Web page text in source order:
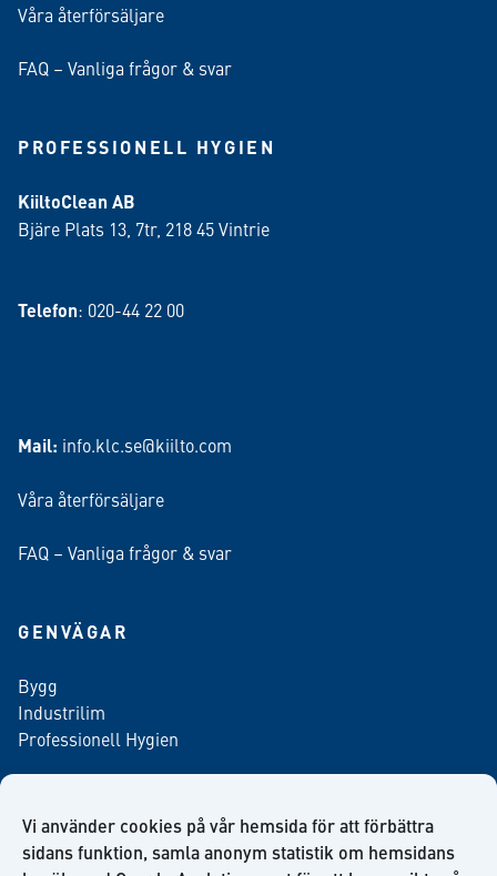
Vi använder cookies på vår hemsida för att förbättra
sidans funktion, samla anonym statistik om hemsidans
Våra återförsäljare
FAQ – Vanliga frågor & svar
PROFESSIONELL HYGIEN
KiiltoClean AB
Bjäre Plats 13, 7tr, 218 45 Vintrie
Telefon: 020-44 22 00
Mail: info.klc.se@kiilto.com
Våra återförsäljare
FAQ – Vanliga frågor & svar
GENVÄGAR
Bygg
Industrilim
Professionell Hygien
Anmäl dig till vårt nyhetsbrev